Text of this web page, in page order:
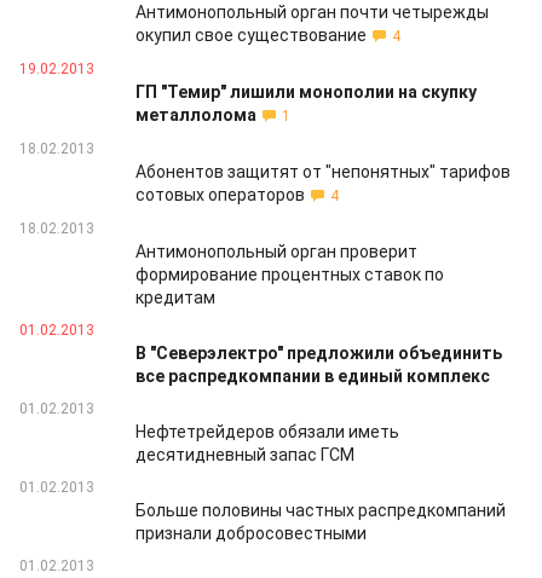
Антимонопольный орган почти четырежды
окупил свое существование
4
19.02.2013
ГП "Темир" лишили монополии на скупку
металлолома
1
18.02.2013
Абонентов защитят от "непонятных" тарифов
сотовых операторов
4
18.02.2013
Антимонопольный орган проверит
формирование процентных ставок по
кредитам
01.02.2013
В "Северэлектро" предложили объединить
все распредкомпании в единый комплекс
01.02.2013
Нефтетрейдеров обязали иметь
десятидневный запас ГСМ
01.02.2013
Больше половины частных распредкомпаний
признали добросовестными
01.02.2013